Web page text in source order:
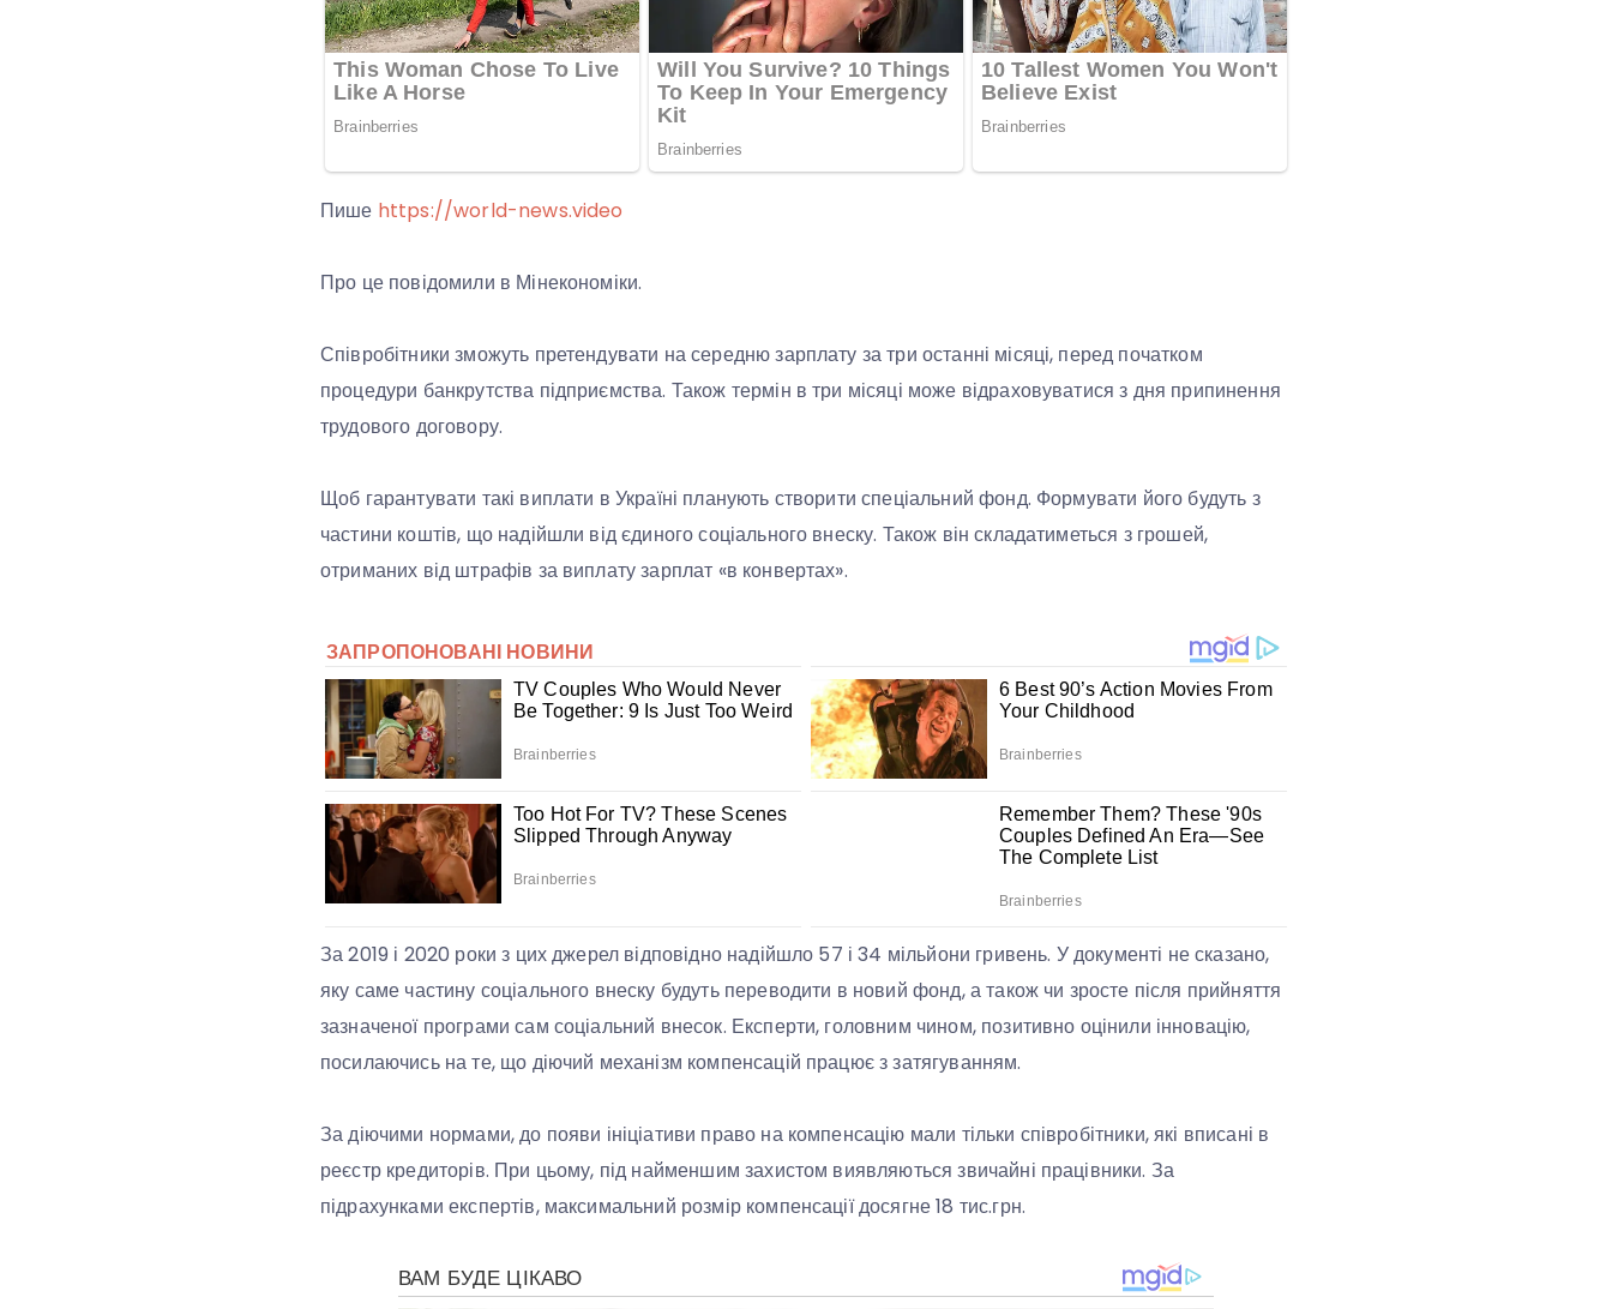
Пише https://world-news.video
Про це повідомили в Мінекономіки.
Співробітники зможуть претендувати на середню зарплату за три останні місяці, перед початком
процедури банкрутства підприємства. Також термін в три місяці може відраховуватися з дня припинення
трудового договору.
Щоб гарантувати такі виплати в Україні планують створити спеціальний фонд. Формувати його будуть з
частини коштів, що надійшли від єдиного соціального внеску. Також він складатиметься з грошей,
отриманих від штрафів за виплату зарплат «в конвертах».
За 2019 і 2020 роки з цих джерел відповідно надійшло 57 і 34 мільйони гривень. У документі не сказано,
яку саме частину соціального внеску будуть переводити в новий фонд, а також чи зросте після прийняття
зазначеної програми сам соціальний внесок. Експерти, головним чином, позитивно оцінили інновацію,
посилаючись на те, що діючий механізм компенсацій працює з затягуванням.
За діючими нормами, до появи ініціативи право на компенсацію мали тільки співробітники, які вписані в
реєстр кредиторів. При цьому, під найменшим захистом виявляються звичайні працівники. За
підрахунками експертів, максимальний розмір компенсації досягне 18 тис.грн.